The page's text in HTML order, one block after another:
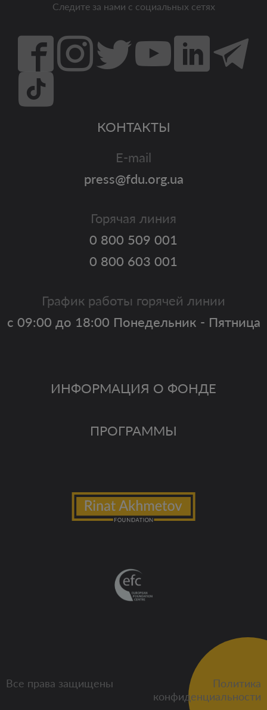
Следите за нами с социальных сетях
ИНФОРМАЦИЯ О ФОНДЕ
ПРОГРАММЫ
КОНТАКТЫ
E-mail
press@fdu.org.ua
Горячая линия
0 800 509 001
0 800 603 001
График работы горячей линии
с 09:00 до 18:00 Понедельник - Пятница
Все права защищены
Политика
конфиденциальности